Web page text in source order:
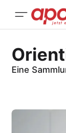
Eine